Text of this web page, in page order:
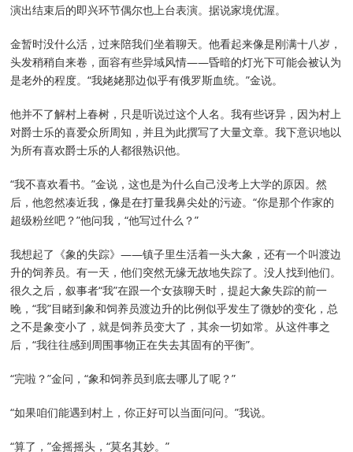
演出结束后的即兴环节偶尔也上台表演。据说家境优渥。
金暂时没什么活，过来陪我们坐着聊天。他看起来像是刚满十八岁，
头发稍稍自来卷，面容有些异域风情——昏暗的灯光下可能会被认为
是老外的程度。“我姥姥那边似乎有俄罗斯血统。”金说。
他并不了解村上春树，只是听说过这个人名。我有些讶异，因为村上
对爵士乐的喜爱众所周知，并且为此撰写了大量文章。我下意识地以
为所有喜欢爵士乐的人都很熟识他。
“我不喜欢看书。”金说，这也是为什么自己没考上大学的原因。然
后，他忽然凑近我，像是在打量我鼻尖处的污迹。“你是那个作家的
超级粉丝吧？”他问我，“他写过什么？”
我想起了《象的失踪》——镇子里生活着一头大象，还有一个叫渡边
升的饲养员。有一天，他们突然无缘无故地失踪了。没人找到他们。
很久之后，叙事者“我”在跟一个女孩聊天时，提起大象失踪的前一
晚，“我”目睹到象和饲养员渡边升的比例似乎发生了微妙的变化，总
之不是象变小了，就是饲养员变大了，其余一切如常。从这件事之
后，“我往往感到周围事物正在失去其固有的平衡”。
“完啦？”金问，“象和饲养员到底去哪儿了呢？”
“如果咱们能遇到村上，你正好可以当面问问。”我说。
“算了，”金摇摇头，“莫名其妙。”